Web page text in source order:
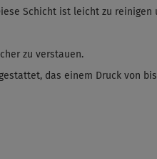
Schicht ist leicht zu reinigen
zu verstauen.
das einem Druck von